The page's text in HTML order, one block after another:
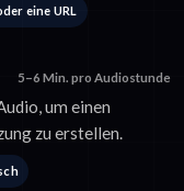
eine URL
5–6 Min. pro Audiostunde
um einen
zu erstellen.